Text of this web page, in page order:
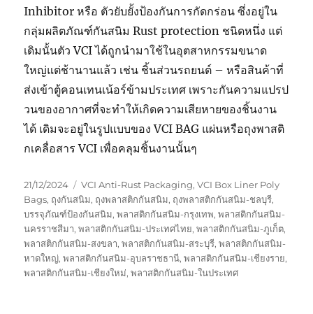
Inhibitor หรือ ตัวยับยั้งป้องกันการกัดกร่อน ซึ่งอยู่ใน
กลุ่มผลิตภัณฑ์กันสนิม Rust protection ชนิดหนึ่ง แต่
เดิมนั้นตัว VCI ได้ถูกนำมาใช้ในอุตสาหกรรมขนาด
ใหญ่แต่ช้านานแล้ว เช่น ชิ้นส่วนรถยนต์ – หรือสินค้าที่
ส่งเข้าตู้คอนเทนเน้อร์ข้ามประเทศ เพราะกันความแปรป
วนของอากาศที่จะทำให้เกิดความเสียหายของชิ้นงาน
ได้ เดิมจะอยู่ในรูปแบบของ VCI BAG แผ่นหรือถุงพาสติ
กเคลื่อสาร VCI เพื่อคลุมชิ้นงานนั้นๆ
Posted
on
21/12/2024 Tags
VCI Anti-Rust Packaging,VCI Box Liner Poly
Bags, ถุงกันสนิม, ถุงพลาสติกกันสนิม, ถุงพลาสติกกันสนิม-ชลบุรี,
บรรจุภัณฑ์ป้องกันสนิม,พลาสติกกันสนิม-กรุงเทพ,พลาสติกกันสนิม-
นครราชสีมา,พลาสติกกันสนิม-ประเทศไทย,พลาสติกกันสนิม-ภูเก็ต,
พลาสติกกันสนิม-สงขลา,พลาสติกกันสนิม-สระบุรี,พลาสติกกันสนิม-
หาดใหญ่,พลาสติกกันสนิม-อุบลราชธานี,พลาสติกกันสนิม-เชียงราย,
พลาสติกกันสนิม-เชียงใหม่,พลาสติกกันสนิม-ในประเทศ